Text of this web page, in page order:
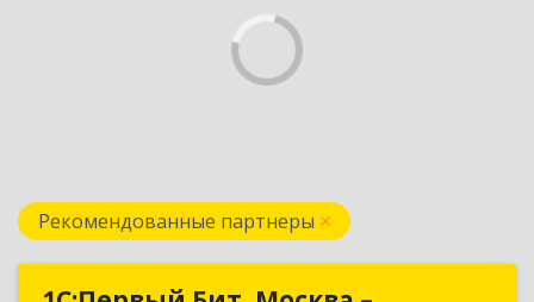
Рекомендованные партнеры